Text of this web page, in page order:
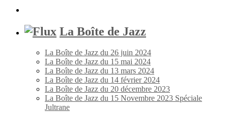
La Boîte de Jazz
La Boîte de Jazz du 26 juin 2024
La Boîte de Jazz du 15 mai 2024
La Boîte de Jazz du 13 mars 2024
La Boîte de Jazz du 14 février 2024
La Boîte de Jazz du 20 décembre 2023
La Boîte de Jazz du 15 Novembre 2023 Spéciale
Jultrane